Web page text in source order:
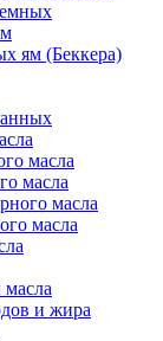
ям (Беккера)
масла
масла
масла
масла
и жира